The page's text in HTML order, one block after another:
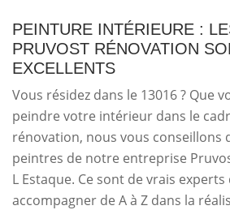
PEINTURE INTÉRIEURE :
PRUVOST RÉNOVATION
EXCELLENTS
Vous résidez dans le 13016 ? Que
peindre votre intérieur dans le
rénovation, nous vous conseillons
peintres de notre entreprise
L Estaque. Ce sont de vrais
accompagner de A à Z dans la